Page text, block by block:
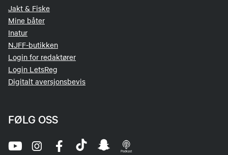
Jakt & Fiske
Mine båter
Inatur
NJFF-butikken
Login for redaktører
Login LetsReg
Digitalt aversjonsbevis
FØLG OSS